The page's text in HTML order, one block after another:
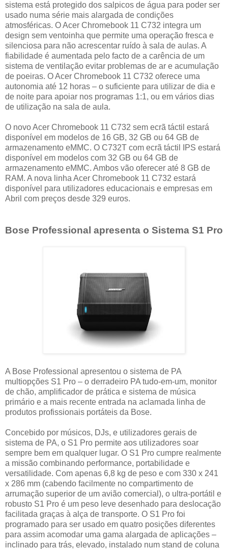
sistema está protegido dos salpicos de água para poder ser
usado numa série mais alargada de condições
atmosféricas. O Acer Chromebook 11 C732 integra um
design sem ventoinha que permite uma operação fresca e
silenciosa para não acrescentar ruído à sala de aulas. A
fiabilidade é aumentada pelo facto de a carência de um
sistema de ventilação evitar problemas de ar e acumulação
de poeiras. O Acer Chromebook 11 C732 oferece uma
autonomia até 12 horas – o suficiente para utilizar de dia e
de noite para apoiar nos programas 1:1, ou em vários dias
de utilização na sala de aula.
O novo Acer Chromebook 11 C732 sem ecrã táctil estará
disponível em modelos de 16 GB, 32 GB ou 64 GB de
armazenamento eMMC. O C732T com ecrã táctil IPS estará
disponível em modelos com 32 GB ou 64 GB de
armazenamento eMMC. Ambos vão oferecer até 8 GB de
RAM. A nova linha Acer Chromebook 11 C732 estará
disponível para utilizadores educacionais e empresas em
Abril com preços desde 329 euros.
Bose Professional apresenta o Sistema S1 Pro
A Bose Professional apresentou o sistema de PA
multiopções S1 Pro – o derradeiro PA tudo-em-um, monitor
de chão, amplificador de prática e sistema de música
primário e a mais recente entrada na aclamada linha de
produtos profissionais portáteis da Bose.
Concebido por músicos, DJs, e utilizadores gerais de
sistema de PA, o S1 Pro permite aos utilizadores soar
sempre bem em qualquer lugar. O S1 Pro cumpre realmente
a missão combinando performance, portabilidade e
versatilidade. Com apenas 6,8 kg de peso e com 330 x 241
x 286 mm (cabendo facilmente no compartimento de
arrumação superior de um avião comercial), o ultra-portátil e
robusto S1 Pro é um peso leve desenhado para deslocação
facilitada graças à alça de transporte. O S1 Pro foi
programado para ser usado em quatro posições diferentes
para assim acomodar uma gama alargada de aplicações –
inclinado para trás, elevado, instalado num stand de coluna